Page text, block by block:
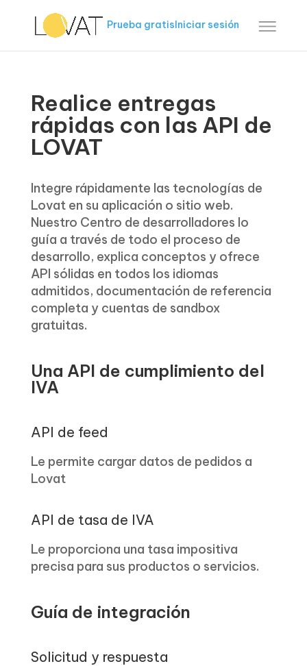
Prueba gratisIniciar sesión
Realice entregas
rápidas con las API de
LOVAT
Integre rápidamente las tecnologías de
Lovat en su aplicación o sitio web.
Nuestro Centro de desarrolladores lo
guía a través de todo el proceso de
desarrollo, explica conceptos y ofrece
API sólidas en todos los idiomas
admitidos, documentación de referencia
completa y cuentas de sandbox
gratuitas.
Una API de cumplimiento del
IVA
API de feed
Le permite cargar datos de pedidos a
Lovat
API de tasa de IVA
Le proporciona una tasa impositiva
precisa para sus productos o servicios.
Guía de integración
Solicitud y respuesta